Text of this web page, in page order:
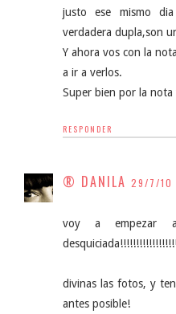
justo ese mismo
verdadera dupla,son
Y ahora vos con la
a ir a verlos.
Super bien por la
RESPONDER
® DANILA 29/7/10
voy a empezar a
divinas las fotos, y
antes posible!